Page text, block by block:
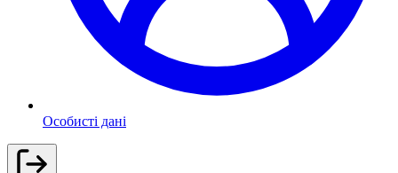
Особисті дані